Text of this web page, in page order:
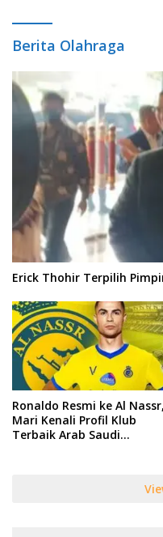
Berita Olahraga
Erick Thohir Terpilih
Ronaldo Resmi ke Al Nassr,
Mari Kenali Profil Klub
Terbaik Arab Saudi